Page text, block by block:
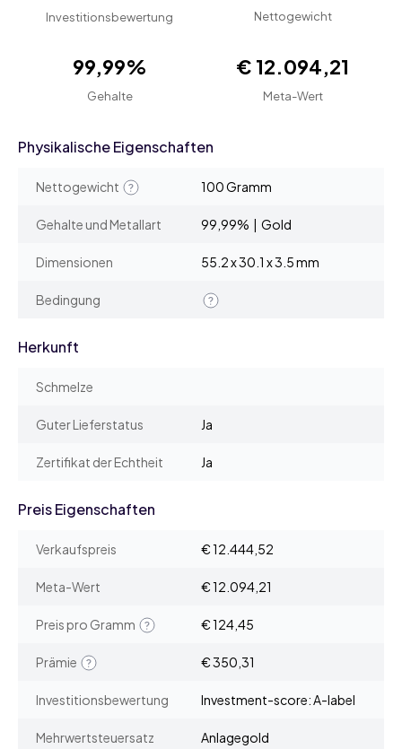
Investitionsbewertung Nettogewicht
99,99%
Gehalte
€ 12.094,21
Meta-Wert
Physikalische Eigenschaften
Nettogewicht 100 Gramm
Gehalte und Metallart 99,99% | Gold
Dimensionen 55.2 x 30.1 x 3.5 mm
Bedingung
Herkunft
Schmelze
Guter Lieferstatus Ja
Zertifikat der Echtheit Ja
Preis Eigenschaften
Verkaufspreis € 12.444,52
Meta-Wert € 12.094,21
Preis pro Gramm € 124,45
Prämie € 350,31
Investitionsbewertung Investment-score: A-label
Mehrwertsteuersatz Anlagegold